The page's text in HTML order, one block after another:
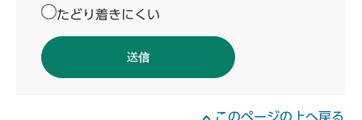
たどり着きにくい
このページの上へ戻る